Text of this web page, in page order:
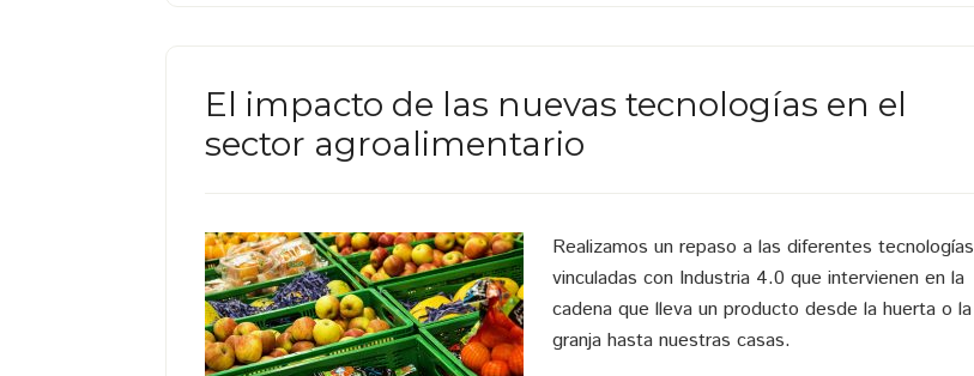
El impacto de las nuevas tecnologías en el
sector agroalimentario
Realizamos un repaso a las diferentes tecnologías
vinculadas con Industria 4.0 que intervienen en la
cadena que lleva un producto desde la huerta o la
granja hasta nuestras casas.